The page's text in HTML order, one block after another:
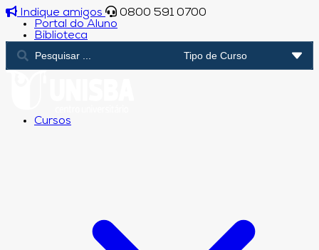
Indique amigos
0800 591 0700
Portal do Aluno
Biblioteca
Cursos